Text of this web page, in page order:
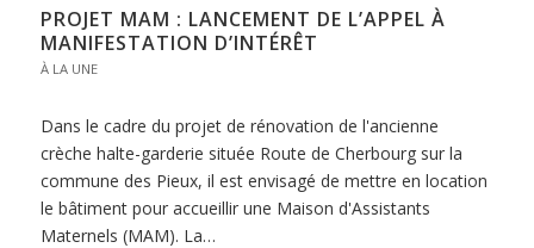
PROJET MAM : LANCEMENT DE L’APPEL À
MANIFESTATION D’INTÉRÊT
À LA UNE
Dans le cadre du projet de rénovation de l'ancienne
crèche halte-garderie située Route de Cherbourg sur la
commune des Pieux, il est envisagé de mettre en location
le bâtiment pour accueillir une Maison d'Assistants
Maternels (MAM). La…